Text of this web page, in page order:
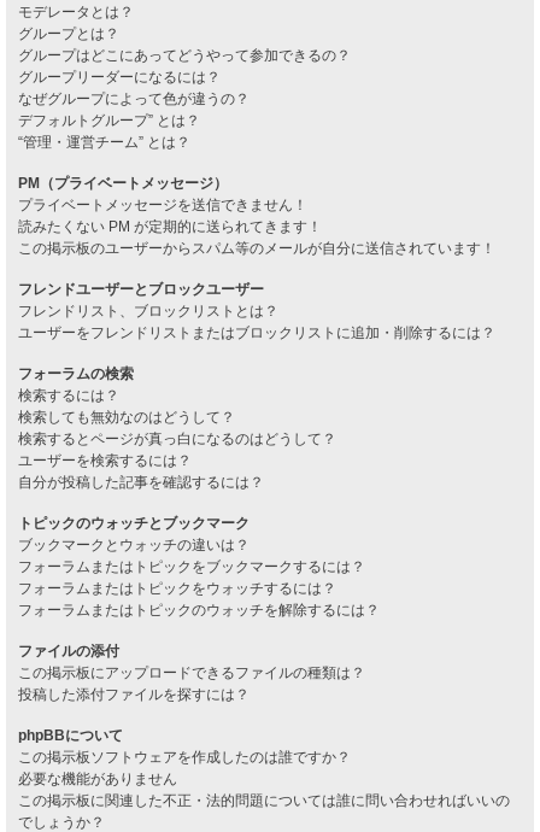
モデレータとは？
グループとは？
グループはどこにあってどうやって参加できるの？
グループリーダーになるには？
なぜグループによって色が違うの？
デフォルトグループ” とは？
“管理・運営チーム” とは？
PM（プライベートメッセージ）
プライベートメッセージを送信できません！
読みたくない PM が定期的に送られてきます！
この掲示板のユーザーからスパム等のメールが自分に送信されています！
フレンドユーザーとブロックユーザー
フレンドリスト、ブロックリストとは？
ユーザーをフレンドリストまたはブロックリストに追加・削除するには？
フォーラムの検索
検索するには？
検索しても無効なのはどうして？
検索するとページが真っ白になるのはどうして？
ユーザーを検索するには？
自分が投稿した記事を確認するには？
トピックのウォッチとブックマーク
ブックマークとウォッチの違いは？
フォーラムまたはトピックをブックマークするには？
フォーラムまたはトピックをウォッチするには？
フォーラムまたはトピックのウォッチを解除するには？
ファイルの添付
この掲示板にアップロードできるファイルの種類は？
投稿した添付ファイルを探すには？
phpBBについて
この掲示板ソフトウェアを作成したのは誰ですか？
必要な機能がありません
この掲示板に関連した不正・法的問題については誰に問い合わせればいいの
でしょうか？